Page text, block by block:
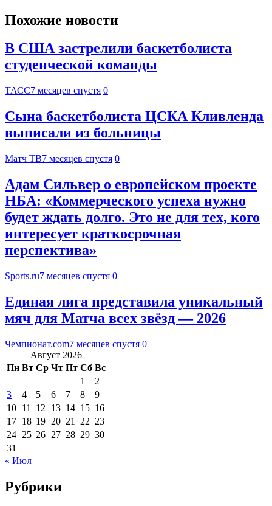
Похожие новости
В США застрелили баскетболиста
студенческой команды
ТАСС7 месяцев спустя 0
Сына баскетболиста ЦСКА Кливленда
выписали из больницы
Матч ТВ7 месяцев спустя 0
Адам Сильвер о европейском проекте
НБА: «Коммерческого успеха нужно
будет ждать долго. Это не для тех, кого
интересует краткосрочная
перспектива»
Sports.ru7 месяцев спустя 0
Единая лига представила уникальный
мяч для Матча всех звёзд — 2026
Чемпионат.com7 месяцев спустя 0
Август 2026
Пн Вт Ср Чт Пт Сб Вс
1
2
3
4 5 6 7 8
9
10 11 12 13 14 15 16
17 18 19 20 21 22 23
24 25 26 27 28 29 30
31
« Июл
Рубрики